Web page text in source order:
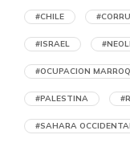
Ejecución de
#CHILE
#ISRAEL
#OCUPACION
#PALESTINA
#SAHARA